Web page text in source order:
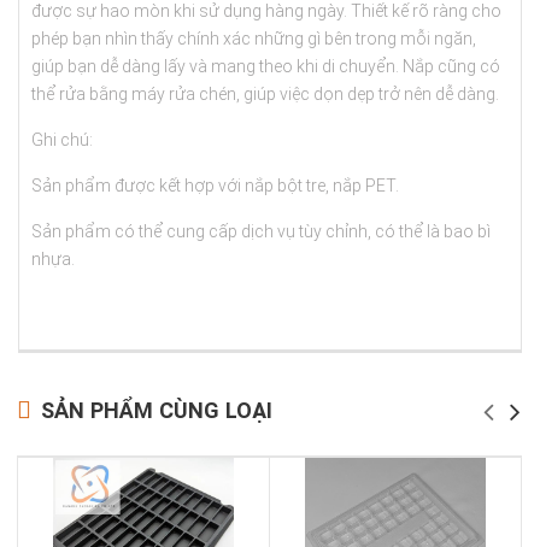
được sự hao mòn khi sử dụng hàng ngày. Thiết kế rõ ràng cho
phép bạn nhìn thấy chính xác những gì bên trong mỗi ngăn,
giúp bạn dễ dàng lấy và mang theo khi di chuyển. Nắp cũng có
thể rửa bằng máy rửa chén, giúp việc dọn dẹp trở nên dễ dàng.
Ghi chú:
Sản phẩm được kết hợp với nắp bột tre, nắp PET.
Sản phẩm có thể cung cấp dịch vụ tùy chỉnh, có thể là bao bì
nhựa.
SẢN PHẨM CÙNG LOẠI